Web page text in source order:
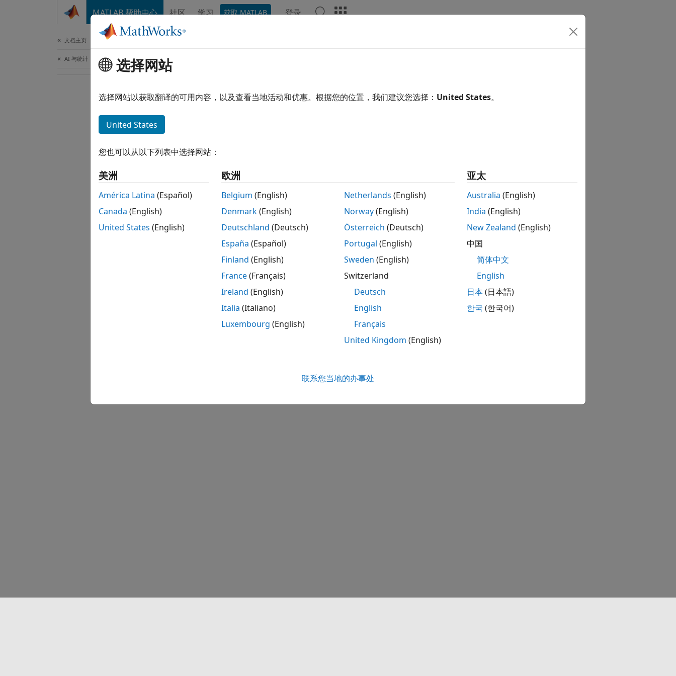
MATLAB 帮助中心 社区 学习 获取 MATLAB 登录
文档主页
AI 与统计 选择网站
选择网站以获取翻译的可用内容，以及查看当地活动和优惠。根据您的位置，我们建议您选择： United States。
United States
您也可以从以下列表中选择网站：
美洲
América Latina (Español)
Canada (English)
United States (English)
欧洲
Belgium (English)
Denmark(English)
Deutschland (Deutsch)
España (Español)
Finland (English)
France(Français)
Ireland (English)
Italia (Italiano)
Luxembourg (English)
Netherlands (English)
Norway(English)
Österreich (Deutsch)
Portugal (English)
Sweden (English)
Switzerland
Deutsch
English
Français
United Kingdom (English)
亚太
Australia (English)
India (English)
New Zealand (English)
中国
简体中文
English
日本(日本語)
한국 (한국어)
联系您当地的办事处